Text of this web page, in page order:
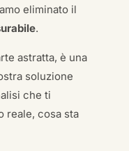
eliminato il
.
astratta, è una
soluzione
che ti
reale, cosa sta